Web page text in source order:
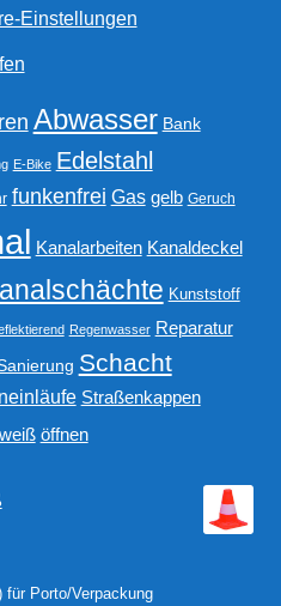
Einstellungen
Abwasser Bank
E-Bike Edelstahl
funkenfrei Gas gelb Geruch
Kanalarbeiten Kanaldeckel
Kunststoff
Regenwasser Reparatur
Schacht
Straßenkappen
weiß öffnen
Porto/Verpackung